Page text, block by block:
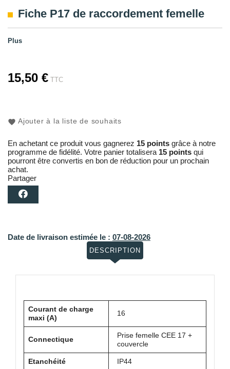
Fiche P17 de raccordement femelle
Plus
15,50 € TTC
Ajouter à la liste de souhaits
En achetant ce produit vous gagnerez 15 points grâce à notre
programme de fidélité. Votre panier totalisera 15 points qui
pourront être convertis en bon de réduction pour un prochain
achat.
Partager
Date de livraison estimée le : 07-08-2026
DESCRIPTION
Courant de charge
maxi (A)
16
Connectique
Prise femelle CEE 17 +
couvercle
Etanchéité IP44